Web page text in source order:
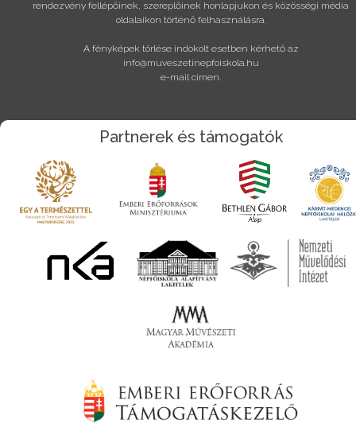
rendezvény fellépőinek, szereplőinek honlapjukon és közösségi média
oldalaikon történő felhasználásra.
A fényképek törlése indokolt esetben kérhető az
info@muveszetinepfoiskola.hu
e-mail címen.
Partnerek és támogatók